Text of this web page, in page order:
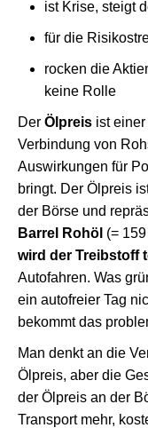
ist Krise, steigt
für die
rocken die
keine Rolle
Der Ölpreis ist
Verbindung von
Auswirkungen für
bringt. Der Ölpreis
der Börse und
Barrel Rohöl (=
wird der Treibstoff
Autofahren. Was
ein autofreier Tag
bekommt das
Man denkt an die
Ölpreis, aber die
der Ölpreis an der
Transport mehr,